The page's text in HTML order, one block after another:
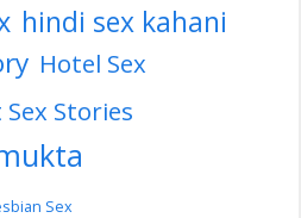
hindi sex kahani
Hotel Sex
Sex Stories
Sex